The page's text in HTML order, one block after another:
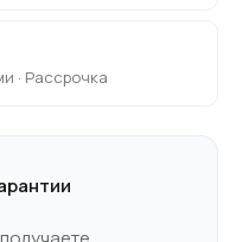
· Рассрочка